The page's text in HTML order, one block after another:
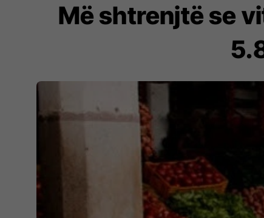
Më shtrenjtë se